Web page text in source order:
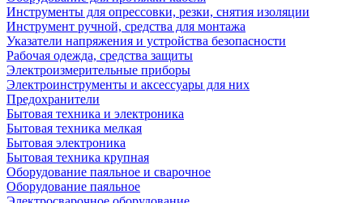
Инструменты для опрессовки, резки, снятия изоляции
Инструмент ручной, средства для монтажа
Указатели напряжения и устройства безопасности
Рабочая одежда, средства защиты
Электроизмерительные приборы
Электроинструменты и аксессуары для них
Предохранители
Бытовая техника и электроника
Бытовая техника мелкая
Бытовая электроника
Бытовая техника крупная
Оборудование паяльное и сварочное
Оборудование паяльное